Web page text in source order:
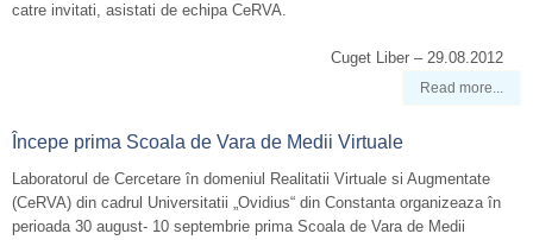
catre invitati, asistati de echipa CeRVA.
Cuget Liber – 29.08.2012
Read more...
Începe prima Scoala de Vara de Medii Virtuale
Laboratorul de Cercetare în domeniul Realitatii Virtuale si Augmentate
(CeRVA) din cadrul Universitatii „Ovidius“ din Constanta organizeaza în
perioada 30 august- 10 septembrie prima Scoala de Vara de Medii